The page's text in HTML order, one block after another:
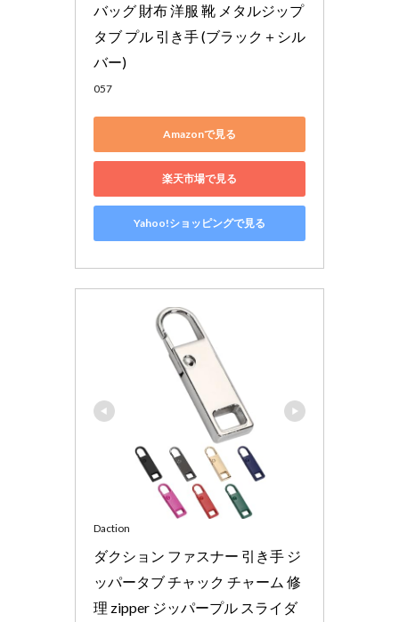
バッグ 財布 洋服 靴 メタルジップ
タブ プル 引き手 (ブラック＋シル
バー)
057
Amazonで見る
楽天市場で見る
Yahoo!ショッピングで見る
Daction
ダクション ファスナー 引き手 ジ
ッパータブ チャック チャーム 修
理 zipper ジッパープル スライダ